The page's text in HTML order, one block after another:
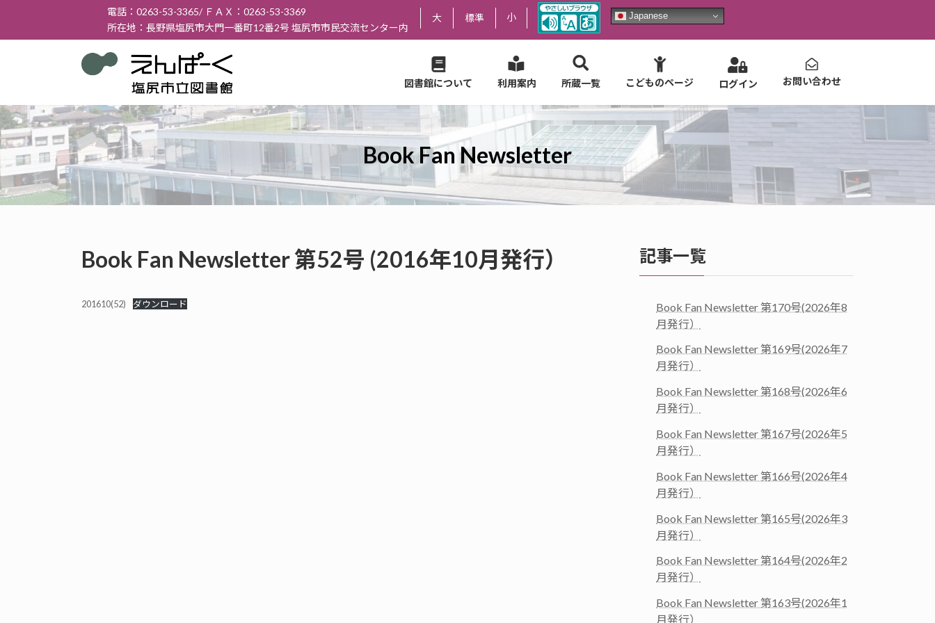
テ
ス
キ
ッ
ゲ
ン
に
移
電話：0263-53-3365/ ＦＡＸ：0263-53-3369
所在地：長野県塩尻市大門一番町12番2号 塩尻市市民交流センター内
大 標準 小 Japanese
図書館について 利用案内 所蔵一覧 こどものページ ログイン お問い合わせ
Book Fan Newsletter
Book Fan Newsletter 第52号 (2016年10月発行）
201610(52) ダウンロード
記事一覧
Book Fan Newsletter 第170号(2026年8
月発行）
Book Fan Newsletter 第169号(2026年7
月発行）
Book Fan Newsletter 第168号(2026年6
月発行）
Book Fan Newsletter 第167号(2026年5
月発行）
Book Fan Newsletter 第166号(2026年4
月発行）
Book Fan Newsletter 第165号(2026年3
月発行）
Book Fan Newsletter 第164号(2026年2
月発行）
Book Fan Newsletter 第163号(2026年1
月発行）